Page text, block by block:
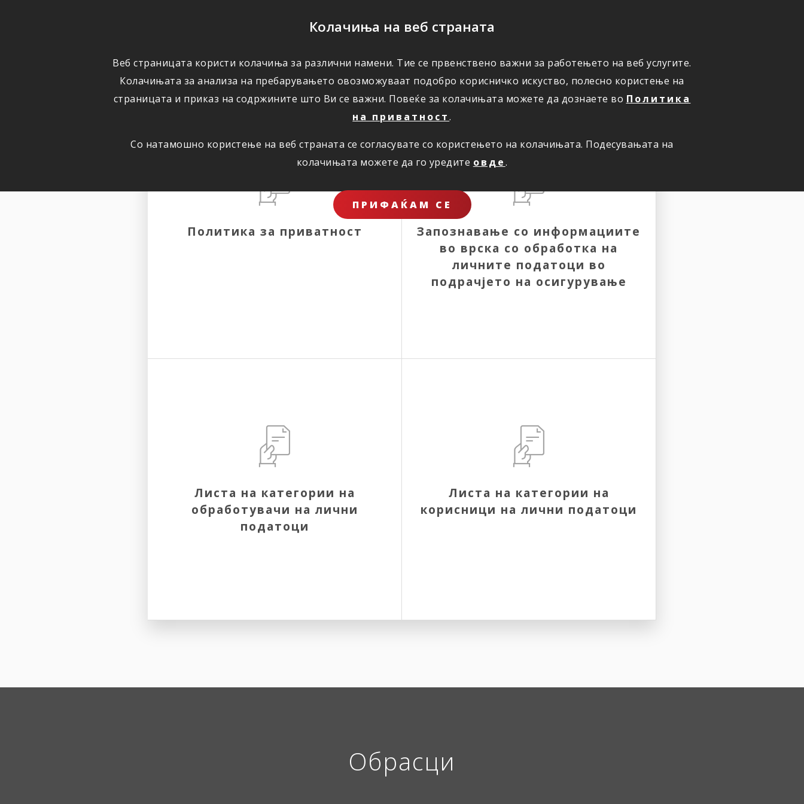
Колачиња на веб страната
Веб страницата користи колачиња за различни намени. Тие се првенствено важни за работењето на веб услугите.
Колачињата за анализа на пребарувањето овозможуваат подобро корисничко искуство, полесно користење на
страницата и приказ на содржините што Ви се важни. Повеќе за колачињата можете да дознаете во Политика
на приватност.
Со натамошно користење на веб страната се согласувате со користењето на колачињата. Подесувањата на
колачињата можете да го уредите овде.
ПРИФАЌАМ СЕ
Политика за приватност
Запознавање со информациите
во врска со обработка на
личните податоци во
подрачјето на осигурување
Листа на категории на
обработувачи на лични
податоци
Листа на категории на
корисници на лични податоци
Обрасци